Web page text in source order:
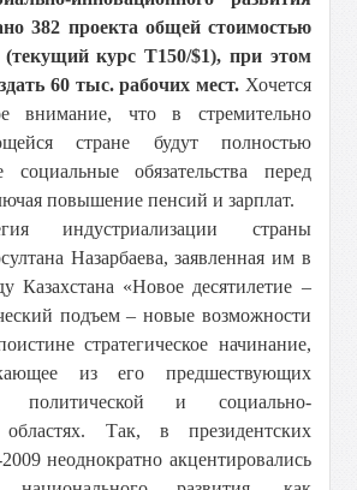
382 проекта общей стоимостью
(текущий курс Т150/$1), при этом
60 тыс. рабочих мест.Хочется
внимание, что в стремительно
стране будут полностью
обязательства перед
повышение пенсий и зарплат.
индустриализации страны
Назарбаева, заявленная им в
Казахстана «Новое десятилетие –
подъем – новые возможности
стратегическое начинание,
из его предшествующих
политической и социально-
областях. Так, в президентских
неоднократно акцентировались